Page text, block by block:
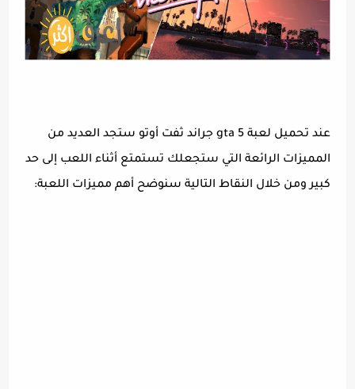
عند تحميل لعبة gta 5 جراند ثفت أوتو ستجد العديد من
المميزات الرائعة التي ستجعلك تستمتع أثناء اللعب إلى حد
كبير ومن خلال النقاط التالية سنوضح أهم مميزات اللعبة: